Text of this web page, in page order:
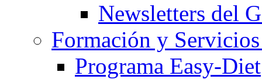
Newsletters del
Formación y
Programa Easy-Diet